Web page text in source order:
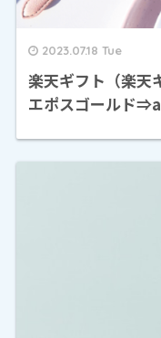
2023.07.18 Tue
楽天ギフト（楽天
エポスゴールド